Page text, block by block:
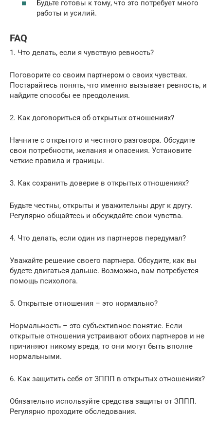
Будьте готовы к тому, что это потребует много
работы и усилий.
FAQ
1. Что делать, если я чувствую ревность?
Поговорите со своим партнером о своих чувствах.
Постарайтесь понять, что именно вызывает ревность, и
найдите способы ее преодоления.
2. Как договориться об открытых отношениях?
Начните с открытого и честного разговора. Обсудите
свои потребности, желания и опасения. Установите
четкие правила и границы.
3. Как сохранить доверие в открытых отношениях?
Будьте честны, открыты и уважительны друг к другу.
Регулярно общайтесь и обсуждайте свои чувства.
4. Что делать, если один из партнеров передумал?
Уважайте решение своего партнера. Обсудите, как вы
будете двигаться дальше. Возможно, вам потребуется
помощь психолога.
5. Открытые отношения – это нормально?
Нормальность – это субъективное понятие. Если
открытые отношения устраивают обоих партнеров и не
причиняют никому вреда, то они могут быть вполне
нормальными.
6. Как защитить себя от ЗППП в открытых отношениях?
Обязательно используйте средства защиты от ЗППП.
Регулярно проходите обследования.